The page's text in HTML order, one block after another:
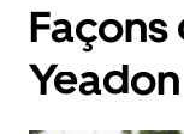
bas
pour
interagir
avec
Façons
Yeadon